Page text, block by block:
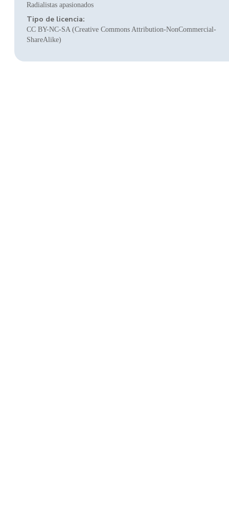
Radialistas apasionados
Tipo de licencia:
CC BY-NC-SA (Creative Commons Attribution-NonCommercial-
ShareAlike)